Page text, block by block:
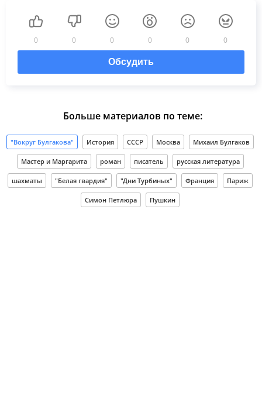
0 0 0 0 0 0
Обсудить
Больше материалов по теме:
"Вокруг Булгакова" История СССР Москва Михаил Булгаков
Мастер и Маргарита роман писатель русская литература
шахматы "Белая гвардия" "Дни Турбиных" Франция Париж
Симон Петлюра Пушкин